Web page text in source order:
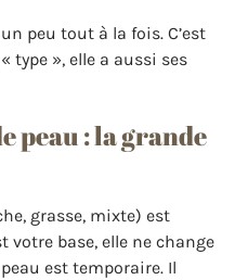
peu tout à la fois. C’est
type », elle a aussi ses
peau : la grande
grasse, mixte) est
votre base, elle ne change
est temporaire. Il